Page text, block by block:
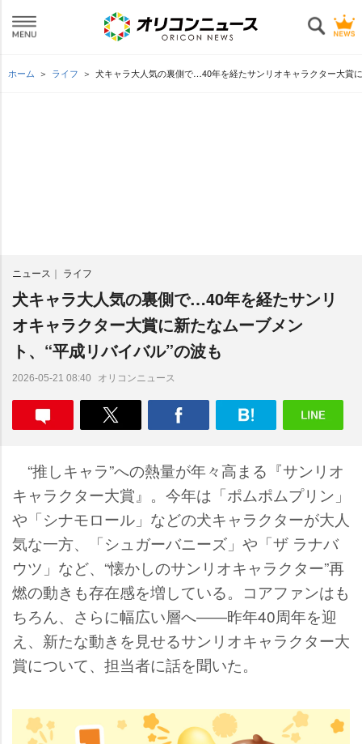
ホーム ライフ 犬キャラ大人気の裏側で…40年を経たサンリオキャラクター大賞
ニュース ライフ
犬キャラ大人気の裏側で…40年を経たサンリ
オキャラクター大賞に新たなムーブメン
ト、“平成リバイバル”の波も
2026-05-21 08:40 オリコンニュース
“推しキャラ”への熱量が年々高まる『サンリオ
キャラクター大賞』。今年は「ポムポムプリン」
「シナモロール」などの犬キャラクターが大人
気な一方、「シュガーバニーズ」や「ザ ラナバ
ウツ」など、“懐かしのサンリオキャラクター”再
燃の動きも存在感を増している。コアファンはも
ちろん、さらに幅広い層へ――昨年40周年を迎
え、新たな動きを見せるサンリオキャラクター大
賞について、担当者に話を聞いた。